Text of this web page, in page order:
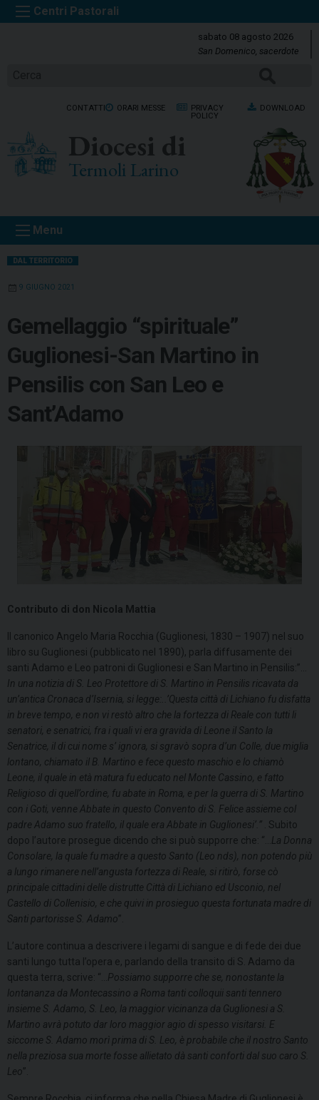
k
t
sabato 08 agosto 2026
San Domenico, sacerdote
CONTATTI ORARI MESSE
PRIVACY
POLICY
DOWNLOAD
Diocesi di
Termoli Larino
Menu
DAL TERRITORIO
9 GIUGNO 2021
Gemellaggio “spirituale”
Guglionesi-San Martino in
Pensilis con San Leo e
Sant’Adamo
Contributo di don Nicola Mattia
Il canonico Angelo Maria Rocchia (Guglionesi, 1830 – 1907) nel suo
libro su Guglionesi (pubblicato nel 1890), parla diffusamente dei
santi Adamo e Leo patroni di Guglionesi e San Martino in Pensilis:”…
In una notizia di S. Leo Protettore di S. Martino in Pensilis ricavata da
un’antica Cronaca d’Isernia, si legge:..’Questa città di Lichiano fu disfatta
in breve tempo, e non vi restò altro che la fortezza di Reale con tutti li
senatori, e senatrici, fra i quali vi era gravida di Leone il Santo la
Senatrice, il di cui nome s’ ignora, si sgravò sopra d’un Colle, due miglia
lontano, chiamato il B. Martino e fece questo maschio e lo chiamò
Leone, il quale in età matura fu educato nel Monte Cassino, e fatto
Religioso di quell’ordine, fu abate in Roma, e per la guerra di S. Martino
con i Goti, venne Abbate in questo Convento di S. Felice assieme col
padre Adamo suo fratello, il quale era Abbate in Guglionesi’.” . Subito
dopo l’autore prosegue dicendo che si può supporre che: “… La Donna
Consolare, la quale fu madre a questo Santo (Leo nds), non potendo più
a lungo rimanere nell’angusta fortezza di Reale, si ritirò, forse cò
principale cittadini delle distrutte Città di Lichiano ed Usconio, nel
Castello di Collenisio, e che quivi in prosieguo questa fortunata madre di
Santi partorisse S. Adamo”.
L’autore continua a descrivere i legami di sangue e di fede dei due
santi lungo tutta l’opera e, parlando della transito di S. Adamo da
questa terra, scrive: “… Possiamo supporre che se, nonostante la
lontananza da Montecassino a Roma tanti colloquii santi tennero
insieme S. Adamo, S. Leo, la maggior vicinanza da Guglionesi a S.
Martino avrà potuto dar loro maggior agio di spesso visitarsi. E
siccome S. Adamo morì prima di S. Leo, è probabile che il nostro Santo
nella preziosa sua morte fosse allietato dà santi conforti dal suo caro S.
Leo”.